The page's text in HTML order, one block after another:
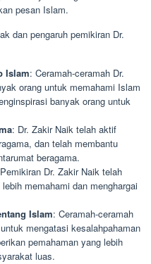
pesan Islam.
dan pengaruh pemikiran Dr.
Islam: Ceramah-ceramah Dr.
orang untuk memahami Islam
banyak orang untuk
: Dr. Zakir Naik telah aktif
dan telah membantu
beragama.
Dr. Zakir Naik telah
memahami dan menghargai
Islam: Ceramah-ceramah
mengatasi kesalahpahaman
pemahaman yang lebih
luas.